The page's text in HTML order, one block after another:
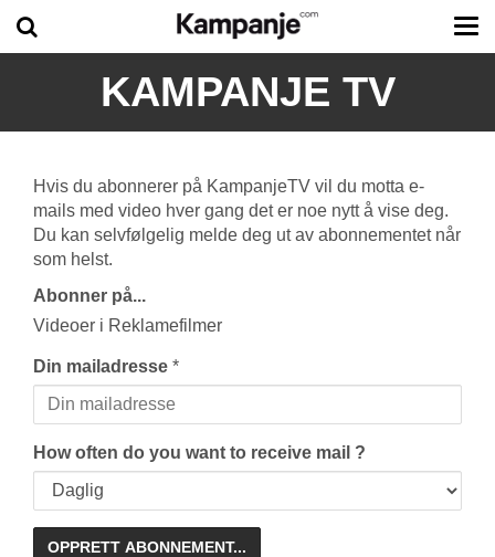
KAMPANJE TV
Hvis du abonnerer på KampanjeTV vil du motta e-
mails med video hver gang det er noe nytt å vise deg.
Du kan selvfølgelig melde deg ut av abonnementet når
som helst.
Abonner på...
Videoer i Reklamefilmer
Din mailadresse *
How often do you want to receive mail ?